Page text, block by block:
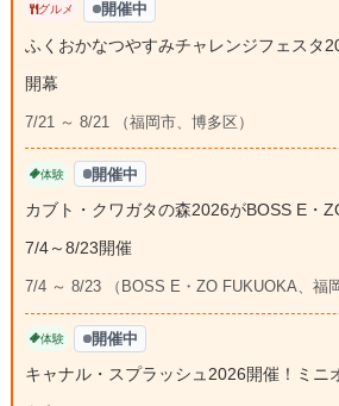
グルメ 開催中
ふくおかなつやすみチャレンジフェスタ
開幕
7/21 ～ 8/21 （福岡市、博多区）
体験 開催中
カブト・クワガタの森2026がBOSS E・
7/4～8/23開催
7/4 ～ 8/23 （BOSS E・ZO FUKUOKA、福
体験 開催中
キャナル・スプラッシュ2026開催！ミニ